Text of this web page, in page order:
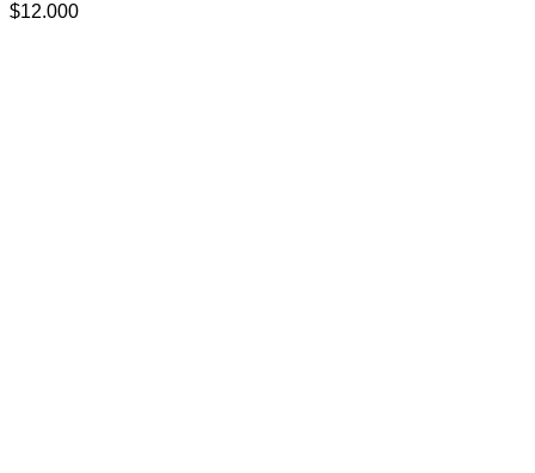
$12.000